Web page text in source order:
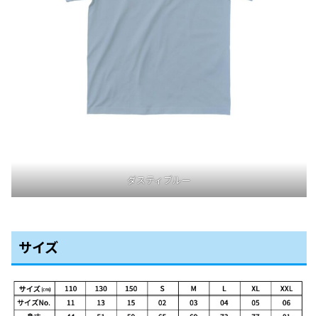
ダスティブルー
サイズ